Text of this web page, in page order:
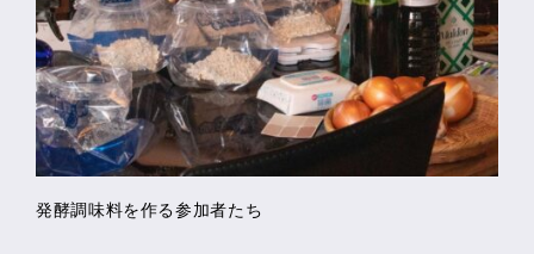
発酵調味料を作る参加者たち